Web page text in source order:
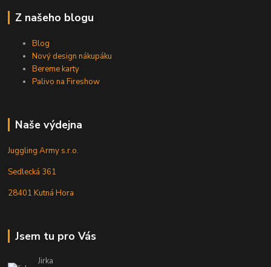
Z našeho blogu
Blog
Nový design nákupáku
Bereme karty
Palivo na Fireshow
Naše výdejna
Juggling Army s.r.o.
Sedlecká 361
28401 Kutná Hora
Jsem tu pro Vás
Jirka